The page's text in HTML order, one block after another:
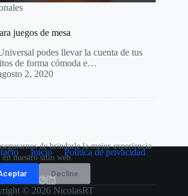
de brindarle la mejor experiencia
en nuestro sitio web.
Decline
juegos de mesa
podes llevar la cuenta de tus
de forma cómoda e…
2, 2020
Inicio Política de privacidad
© 2026 NicolasRT